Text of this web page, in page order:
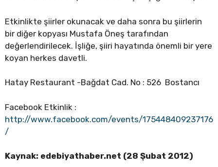
Etkinlikte şiirler okunacak ve daha sonra bu şiirlerin
bir diğer kopyası Mustafa Öneş tarafından
değerlendirilecek. İşliğe, şiiri hayatında önemli bir yere
koyan herkes davetli.
Hatay Restaurant -Bağdat Cad. No : 526 Bostancı
Facebook Etkinlik :
http://www.facebook.com/events/175448409237176
/
Kaynak: edebiyathaber.net (28 Şubat 2012)